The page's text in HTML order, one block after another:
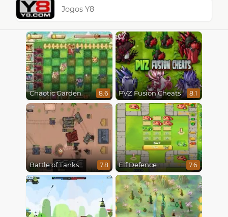
Jogos Y8
Chaotic Garden 8.6 PVZ Fusion Cheats 8.1
Battle of Tanks 7.8 Elf Defence 7.6